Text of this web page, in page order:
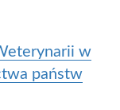
w
państw